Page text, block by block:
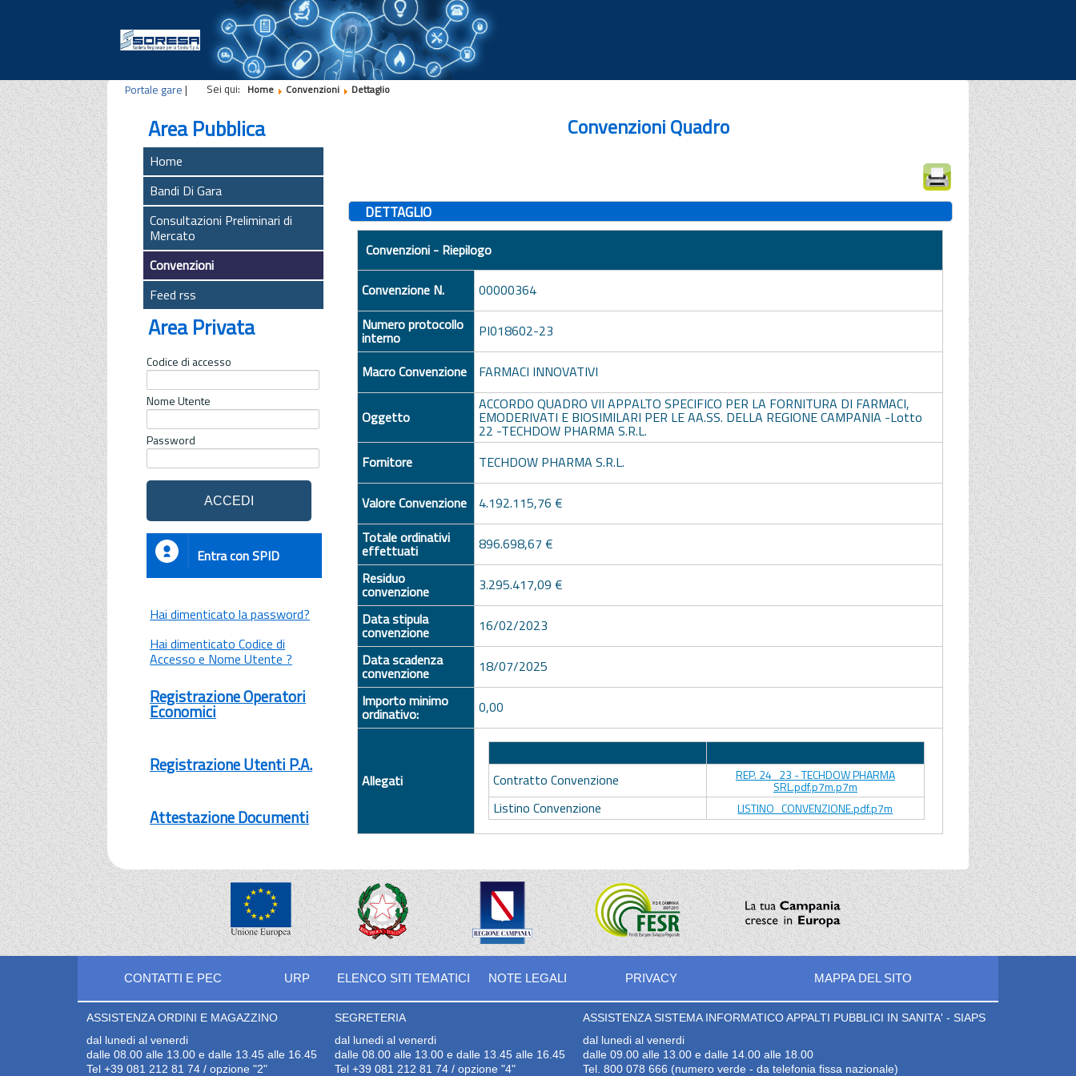
Portale gare | Sei qui: Home Convenzioni Dettaglio
Area Pubblica
Home
Bandi Di Gara
Consultazioni Preliminari di
Mercato
Convenzioni
Feed rss
Area Privata
Codice di accesso
Nome Utente
Password
Entra con SPID
Hai dimenticato la password?
Hai dimenticato Codice di
Accesso e Nome Utente ?
Registrazione Operatori
Economici
Registrazione Utenti P.A.
Attestazione Documenti
Convenzioni Quadro
DETTAGLIO
Convenzioni - Riepilogo
Convenzione N.
00000364
Numero protocollo
interno PI018602-23
Macro Convenzione FARMACI INNOVATIVI
Oggetto
ACCORDO QUADRO VII APPALTO SPECIFICO PER LA FORNITURA DI FARMACI,
EMODERIVATI E BIOSIMILARI PER LE AA.SS. DELLA REGIONE CAMPANIA -Lotto
22 -TECHDOW PHARMA S.R.L.
Fornitore
TECHDOW PHARMA S.R.L.
Valore Convenzione
4.192.115,76 €
Totale ordinativi
effettuati
896.698,67 €
Residuo
convenzione
3.295.417,09 €
Data stipula
convenzione
16/02/2023
Data scadenza
convenzione
18/07/2025
Importo minimo
ordinativo: 0,00
Allegati
Contratto Convenzione
REP. 24_23 - TECHDOW PHARMA
SRL.pdf.p7m.p7m
Listino Convenzione LISTINO_CONVENZIONE.pdf.p7m
CONTATTI E PEC URP ELENCO SITI TEMATICI NOTE LEGALI PRIVACY MAPPA DEL SITO
ASSISTENZA ORDINI E MAGAZZINO
dal lunedi al venerdi
dalle 08.00 alle 13.00 e dalle 13.45 alle 16.45
Tel +39 081 212 81 74 / opzione "2"
SEGRETERIA
dal lunedi al venerdi
dalle 08.00 alle 13.00 e dalle 13.45 alle 16.45
Tel +39 081 212 81 74 / opzione "4"
ASSISTENZA SISTEMA INFORMATICO APPALTI PUBBLICI IN SANITA' - SIAPS
dal lunedi al venerdi
dalle 09.00 alle 13.00 e dalle 14.00 alle 18.00
Tel. 800 078 666 (numero verde - da telefonia fissa nazionale)